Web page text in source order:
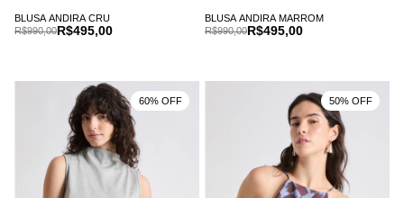
BLUSA ANDIRA CRU
R$495,00
R$990,00
BLUSA ANDIRA MARROM
R$495,00
R$990,00
60% OFF 50% OFF